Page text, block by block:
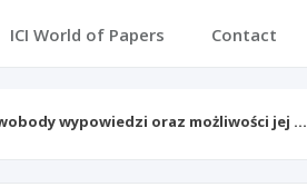
ICI World of Papers Contact
wypowiedzi oraz możliwości jej …